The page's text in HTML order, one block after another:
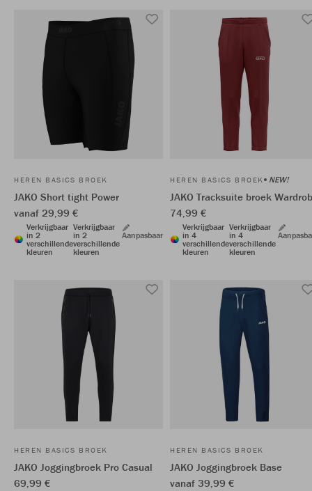
HEREN BASICS BROEK
JAKO Short tight Power
vanaf 29,99 €
Verkrijgbaar
in 2
verschillende
kleuren
Verkrijgbaar
in 2
verschillende
kleuren
Aanpasbaar
HEREN BASICS BROEK NEW!
JAKO Tracksuite broek
74,99 €
Verkrijgbaar
in 4
verschillende
kleuren
Verkrijgbaar
in 4
verschillende
kleuren
HEREN BASICS BROEK
JAKO Joggingbroek Pro Casual
69,99 €
HEREN BASICS BROEK
JAKO Joggingbroek Base
vanaf 39,99 €